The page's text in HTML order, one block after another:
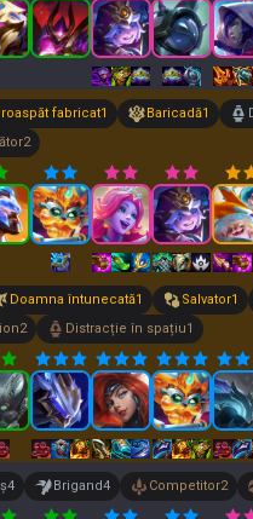
fabricat1 Baricadă1
2
Doamna întunecată1 Salvator1
2 Distracție în spațiu1
4 Brigand4 Competitor2